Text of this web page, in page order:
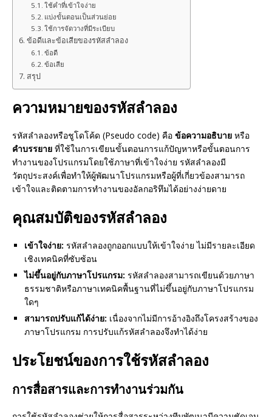
ใช้คำที่เข้าใจง่าย
แบ่งขั้นตอนเป็นส่วนย่อย
ใช้การจัดวางที่มีระเบียบ
ข้อดีและข้อเสียของรหัสลำลอง
ข้อดี
ข้อเสีย
สรุป
ความหมายของรหัสลำลอง
รหัสลำลองหรือชูโดโค้ด (Pseudo code) คือ ข้อความอธิบาย หรือ
คำบรรยาย ที่ใช้ในการเขียนขั้นตอนการแก้ปัญหาหรือขั้นตอนการ
ทำงานของโปรแกรมโดยใช้ภาษาที่เข้าใจง่าย รหัสลำลองมี
วัตถุประสงค์เพื่อทำให้ผู้พัฒนาโปรแกรมหรือผู้ที่เกี่ยวข้องสามารถ
เข้าใจและติดตามการทำงานของอัลกอริทึมได้อย่างง่ายดาย
คุณสมบัติของรหัสลำลอง
เข้าใจง่าย: รหัสลำลองถูกออกแบบให้เข้าใจง่าย ไม่มีรายละเอียด
เชิงเทคนิคที่ซับซ้อน
ไม่ขึ้นอยู่กับภาษาโปรแกรม: รหัสลำลองสามารถเขียนด้วยภาษา
ธรรมชาติหรือภาษาเทคนิคพื้นฐานที่ไม่ขึ้นอยู่กับภาษาโปรแกรม
ใดๆ
สามารถปรับแก้ได้ง่าย: เนื่องจากไม่มีการอ้างอิงถึงโครงสร้างของ
ภาษาโปรแกรม การปรับแก้รหัสลำลองจึงทำได้ง่าย
ประโยชน์ของการใช้รหัสลำลอง
การสื่อสารและการทำงานร่วมกัน